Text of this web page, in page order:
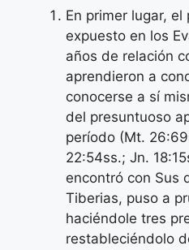
En primer lugar,
expuesto en los
años de relación
aprendieron a
conocerse a sí
del presuntuoso
período (Mt.
22:54ss.; Jn.
encontró con Sus
Tiberias, puso a
haciéndole tres
restableciéndolo